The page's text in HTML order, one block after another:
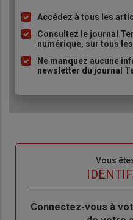
Liste
à
puce
Accédez à tous les
Consultez le journal
numérique, sur tous
Ne manquez aucune
newsletter du journal
Vous
Body
Connectez-vous à